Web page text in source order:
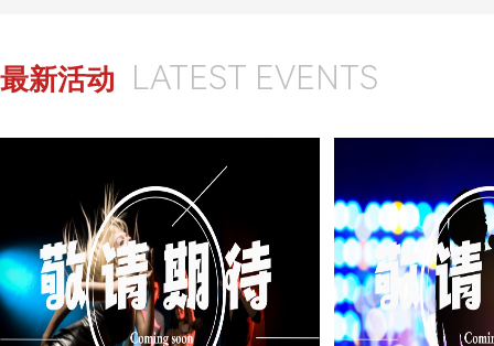
最新活动 LATEST EVENTS